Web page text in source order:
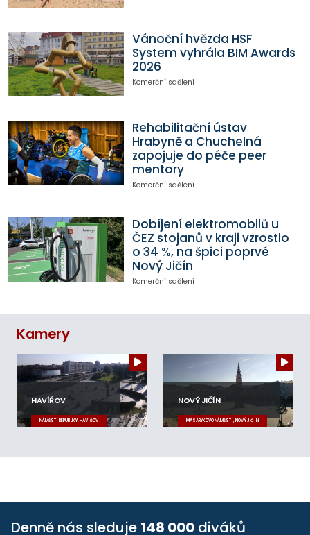
Vánoční hvězda HSF
System vyhrála BIM Awards
2026
Komerční sdělení
Rehabilitační ústav
Hrabyně a Chuchelná
zapojuje do péče peer
mentory
Komerční sdělení
Dobíjení elektromobilů u
ČEZ stojanů v kraji vzrostlo
o 34 %, na špici poprvé
Nový Jičín
Komerční sdělení
Kamery
HAVÍŘOV
NÁMĚSTÍ REPUBLIKY, HAVÍŘOV
NOVÝ JIČÍN
MASARYKOVO NÁMĚSTÍ, NOVÝ JIČÍN
Denně nás sleduje 148 000 diváků